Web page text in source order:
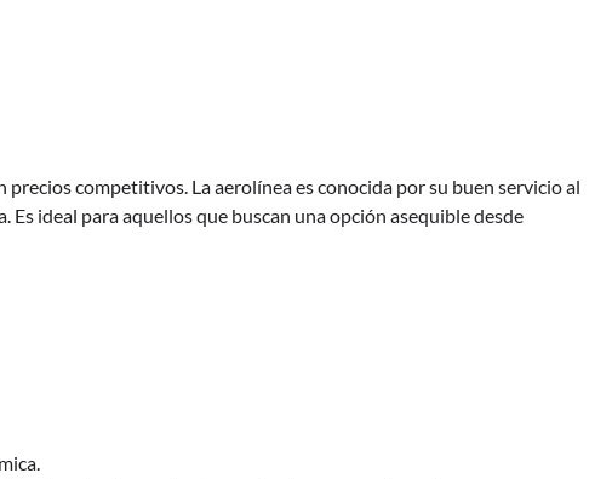
competitivos. La aerolínea es conocida por su buen servicio al
ideal para aquellos que buscan una opción asequible desde